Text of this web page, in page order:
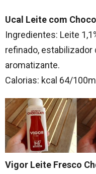
Ucal Leite com
Ingredientes: Leite
refinado, estabilizador
aromatizante.
Calorias: kcal 64/
Vigor Leite Fresco